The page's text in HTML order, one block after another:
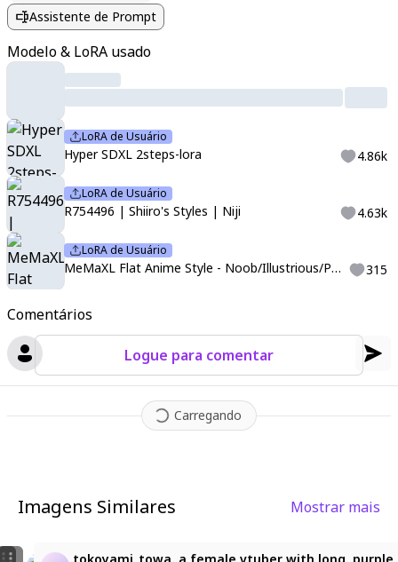
Comentários
Logue para comentar
Carregando
Assistente de Prompt
Modelo & LoRA usado
LoRA de Usuário
Hyper SDXL 2steps-lora 4.86k
LoRA de Usuário
R754496 | Shiiro's Styles | Niji 4.63k
LoRA de Usuário
MeMaXL Flat Anime Style - Noob/Illustrious/Pony/XL 315
Imagens Similares Mostrar mais